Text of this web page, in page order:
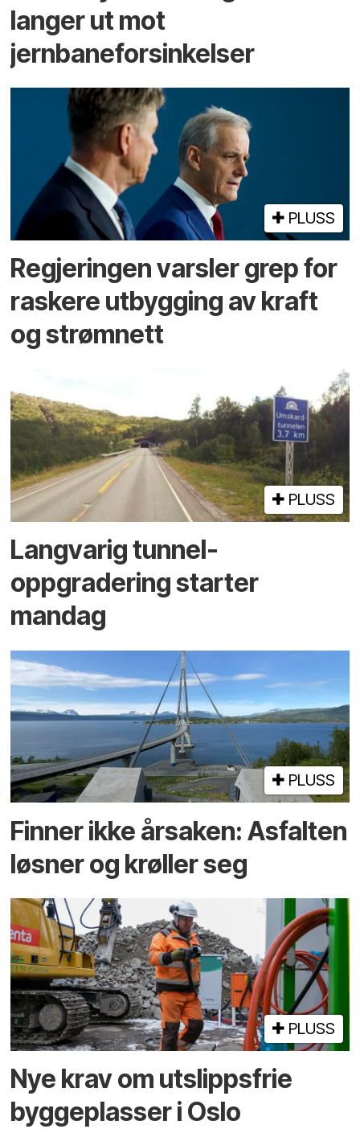
langer ut mot
jernbaneforsinkelser
PLUSS
Regjeringen varsler grep for
raskere utbygging av kraft
og strømnett
PLUSS
Langvarig tunnel­
oppgradering starter
mandag
PLUSS
Finner ikke årsaken: Asfalten
løsner og krøller seg
PLUSS
Nye krav om utslippsfrie
byggeplasser i Oslo